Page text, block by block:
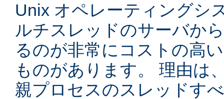
Unix オペレーティングシ
ルチスレッドのサーバか
るのが非常にコストの高
ものがあります。 理由は
親プロセスのスレッドす